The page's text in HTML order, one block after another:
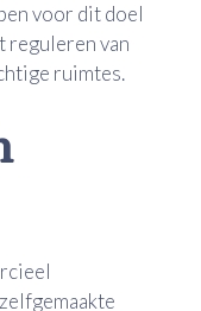
voor dit doel
reguleren van
ruimtes.